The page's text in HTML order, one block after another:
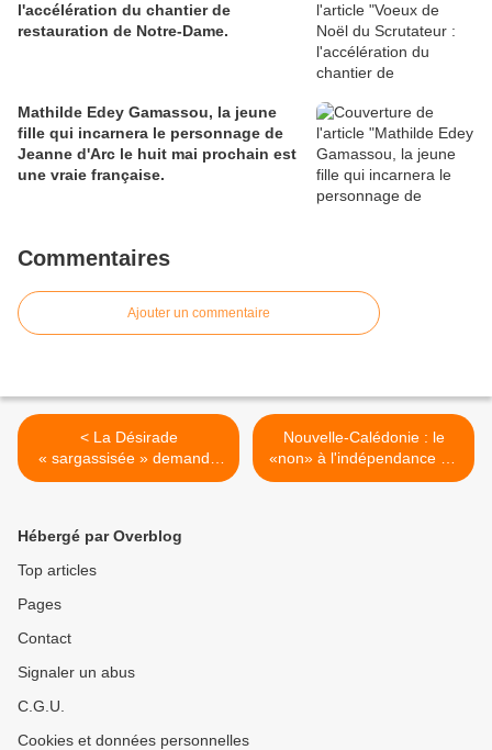
l'accélération du chantier de
restauration de Notre-Dame.
Mathilde Edey Gamassou, la jeune
fille qui incarnera le personnage de
Jeanne d'Arc le huit mai prochain est
une vraie française.
Commentaires
Ajouter un commentaire
< La Désirade
« sargassisée » demande
l'aide des collectivités et …
Nouvelle-Calédonie : le
«non» à l'indépendance en
tête, selon un sondage. >
Hébergé par Overblog
Top articles
Pages
Contact
Signaler un abus
C.G.U.
Cookies et données personnelles